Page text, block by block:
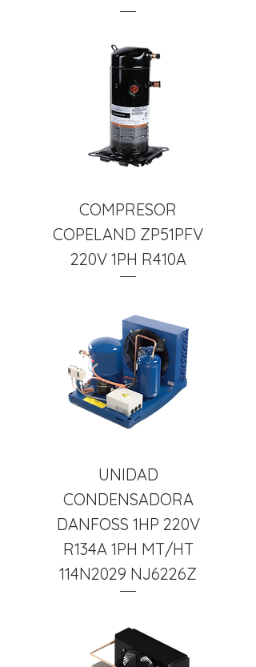
COMPRESOR
COPELAND ZP51PFV
220V 1PH R410A
UNIDAD
CONDENSADORA
DANFOSS 1HP 220V
R134A 1PH MT/HT
114N2029 NJ6226Z